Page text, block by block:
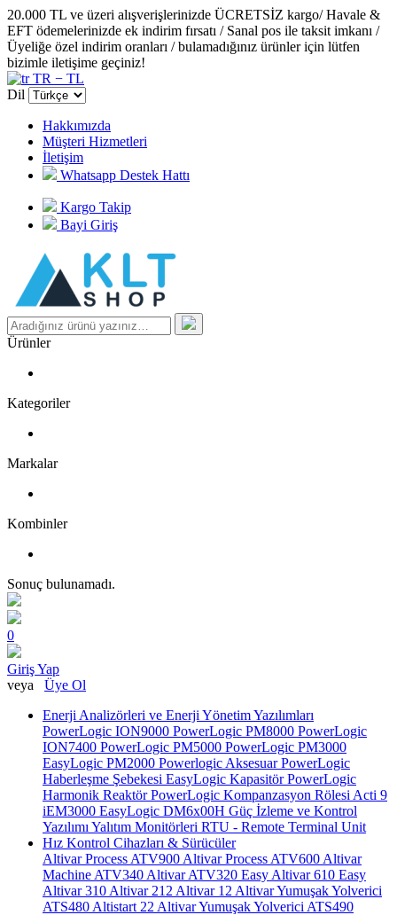
20.000 TL ve üzeri alışverişlerinizde ÜCRETSİZ kargo/ Havale &
EFT ödemelerinizde ek indirim fırsatı / Sanal pos ile taksit imkanı /
Üyeliğe özel indirim oranları / bulamadığınız ürünler için lütfen
bizimle iletişime geçiniz!
TR − TL
Dil
Hakkımızda
Müşteri Hizmetleri
İletişim
Whatsapp Destek Hattı
Kargo Takip
Bayi Giriş
Ürünler
Kategoriler
Markalar
Kombinler
Sonuç bulunamadı.
0
Giriş Yap
veya Üye Ol
Enerji Analizörleri ve Enerji Yönetim Yazılımları
PowerLogic ION9000 PowerLogic PM8000 PowerLogic
ION7400 PowerLogic PM5000 PowerLogic PM3000
EasyLogic PM2000 Powerlogic AksesuarPowerLogic
Haberleşme Şebekesi EasyLogic KapasitörPowerLogic
Harmonik ReaktörPowerLogic Kompanzasyon Rölesi Acti 9
iEM3000 EasyLogic DM6x00H Güç İzleme ve Kontrol
Yazılımı Yalıtım Monitörleri RTU - Remote Terminal Unit
Hız Kontrol Cihazları & Sürücüler
Altivar Process ATV900 Altivar Process ATV600 Altivar
Machine ATV340 Altivar ATV320 Easy Altivar 610 Easy
Altivar 310 Altivar 212 Altivar 12 Altivar Yumuşak Yolverici
ATS480 Altistart 22 Altivar Yumuşak Yolverici ATS490